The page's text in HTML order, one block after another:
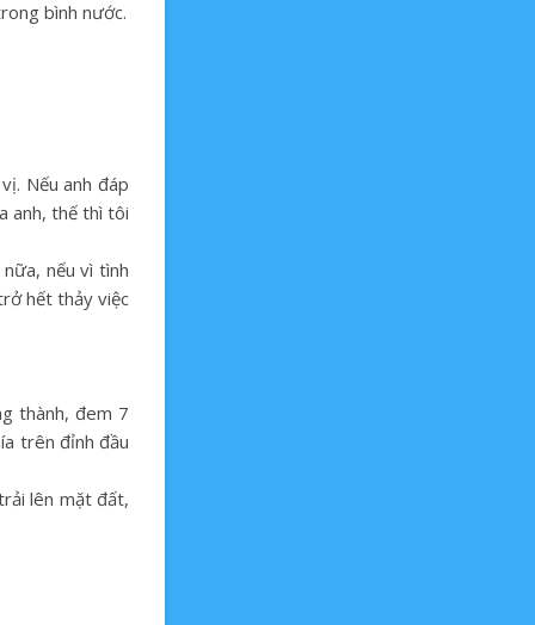
bình nước.
Nếu anh đáp
anh, thế thì tôi
nếu vì tình
hết thảy việc
thành, đem 7
trên đỉnh đầu
lên mặt đất,